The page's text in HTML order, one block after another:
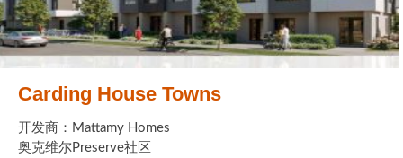
Carding House Towns
开发商：Mattamy Homes
奥克维尔Preserve社区